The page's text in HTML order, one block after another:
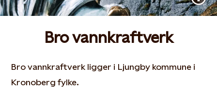
Bro vannkraftverk
Bro vannkraftverk ligger i Ljungby kommune i
Kronoberg fylke.